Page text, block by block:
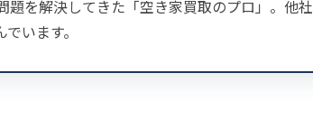
題を解決してきた「空き家買取のプロ」。他
います。